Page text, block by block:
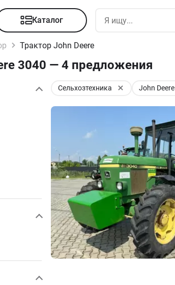
Каталог
Трактор John Deere
3040 — 4 предложения
Сельхозтехника John Deere